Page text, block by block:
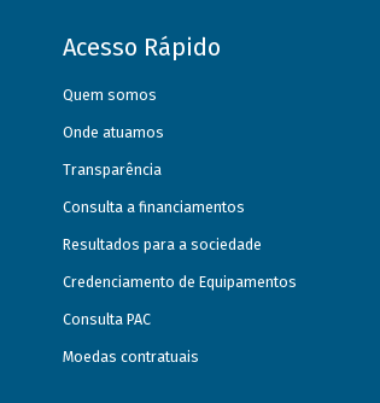
Acesso Rápido
Quem somos
Onde atuamos
Transparência
Consulta a financiamentos
Resultados para a sociedade
Credenciamento de Equipamentos
Consulta PAC
Moedas contratuais